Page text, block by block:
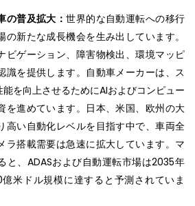
の普及拡大：世界的な自動運転への移行
新たな成長機会を生み出しています。
ビゲーション、障害物検出、環境マッピ
識を提供します。自動車メーカーは、ス
を向上させるためにAIおよびコンピュー
を進めています。日本、米国、欧州の大
高い自動化レベルを目指す中で、車両全
ラ搭載需要は急速に拡大しています。マ
と、ADASおよび自動運転市場は2035年
米ドル規模に達すると予測されていま